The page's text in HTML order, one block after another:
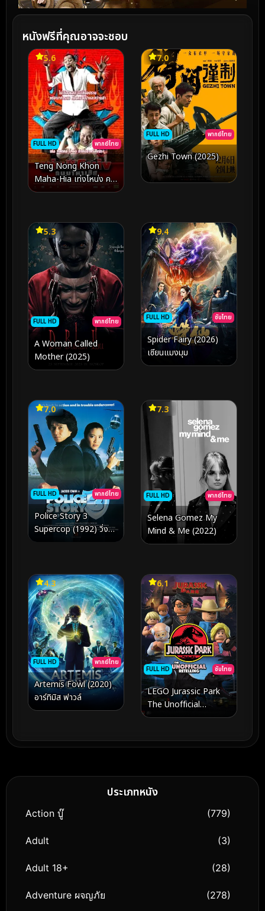
หนังฟรีที่คุณอาจจะชอบ
FULL HD พากย์ไทย
5.6
Teng Nong Khon
Maha-Hia เท่งโหน่ง คน
มาหาเฮีย (2007)
FULL HD พากย์ไทย
7.0
Gezhi Town (2025)
FULL HD พากย์ไทย
5.3
A Woman Called
Mother (2025)
FULL HD ซับไทย
9.4
Spider Fairy (2026)
เซียนแมงมุม
FULL HD พากย์ไทย
7.0
Police Story 3
Supercop (1992) วิ่งสู้
ฟัด 3
FULL HD พากย์ไทย
7.3
Selena Gomez My
Mind & Me (2022)
FULL HD พากย์ไทย
4.3
Artemis Fowl (2020)
อาร์ทิมิส ฟาวล์
FULL HD ซับไทย
6.1
LEGO Jurassic Park
The Unofficial
Retelling (2023)
ประเภทหนัง
Action บู๊ (779)
Adult (3)
Adult 18+ (28)
Adventure ผจญภัย (278)